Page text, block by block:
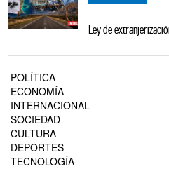
Ley de
POLÍTICA
ECONOMÍA
INTERNACIONAL
SOCIEDAD
CULTURA
DEPORTES
TECNOLOGÍA